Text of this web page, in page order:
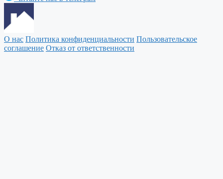
О нас Политика конфиденциальности Пользовательское
соглашение Отказ от ответственности